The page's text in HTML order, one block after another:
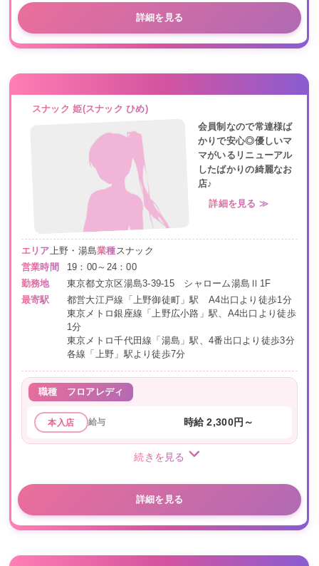
詳細を見る
スナック 姫(スナック ひめ)
会員制なので常連様ば
かりで安心◎優しいマ
マがいるリニューアル
したばかりの綺麗なお
店♪
詳細を見る ≫
エリア上野・湯島業種スナック
営業時間
19：00～24：00
勤務地
東京都文京区湯島3-39-15 シャローム湯島Ⅱ1F
最寄駅
都営大江戸線「上野御徒町」駅 A4出口より徒歩1分
東京メトロ銀座線「上野広小路」駅、A4出口より徒歩
1分
東京メトロ千代田線「湯島」駅、4番出口より徒歩3分
各線「上野」駅より徒歩7分
職種 フロアレディ
本入店 給与 時給 2,300円～
続きを見る
詳細を見る